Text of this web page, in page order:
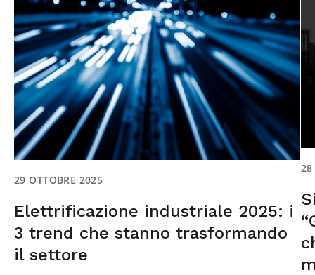
29 OTTOBRE 2025
Elettrificazione industriale 2025: i
3 trend che stanno trasformando
il settore
28